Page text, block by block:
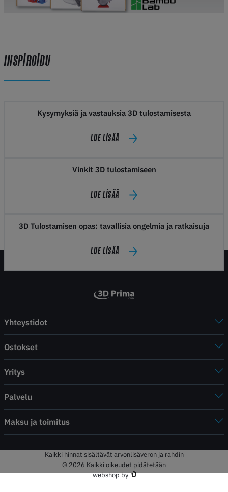
INSPIROIDU
Kysymyksiä ja vastauksia 3D tulostamisesta
LUE LISÄÄ
Vinkit 3D tulostamiseen
LUE LISÄÄ
3D Tulostamisen opas: tavallisia ongelmia ja ratkaisuja
LUE LISÄÄ
Yhteystidot
Ostokset
Yritys
Palvelu
Maksu ja toimitus
Kaikki hinnat sisältävät arvonlisäveron ja rahdin
© 2026 Kaikki oikeudet pidätetään
webshop by